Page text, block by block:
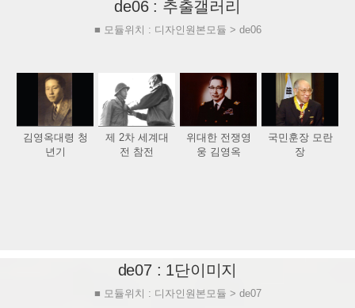
de06 : 추출갤러리
■ 모듈위치 : 디자인원본모듈 > de06
김영옥대령 청
년기
제 2차 세계대
전 참전
위대한 전쟁영
웅 김영옥
국민훈장 모란
장
de07 : 1단이미지
■ 모듈위치 : 디자인원본모듈 > de07